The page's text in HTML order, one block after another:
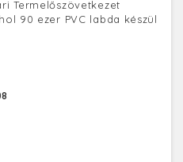
Termelőszövetkezet
90 ezer PVC labda készül